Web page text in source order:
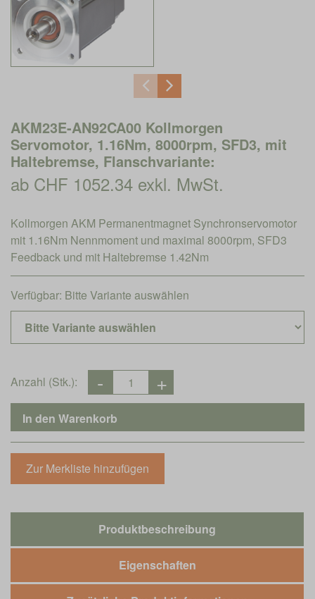
AKM23E-AN92CA00 Kollmorgen
Servomotor, 1.16Nm, 8000rpm, SFD3, mit
Haltebremse, Flanschvariante:
ab CHF 1052.34 exkl. MwSt.
Kollmorgen AKM Permanentmagnet Synchronservomotor
mit 1.16Nm Nennmoment und maximal 8000rpm, SFD3
Feedback und mit Haltebremse 1.42Nm
Verfügbar: Bitte Variante auswählen
Anzahl (Stk.):
Produktbeschreibung
Eigenschaften